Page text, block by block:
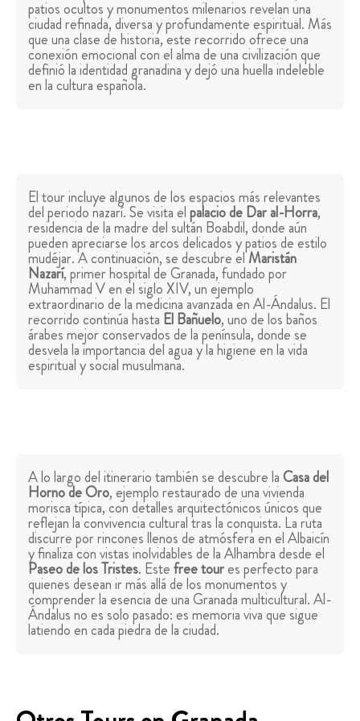
patios ocultos y monumentos milenarios revelan una
ciudad refinada, diversa y profundamente espiritual. Más
que una clase de historia, este recorrido ofrece una
conexión emocional con el alma de una civilización que
definió la identidad granadina y dejó una huella indeleble
en la cultura española.
El tour incluye algunos de los espacios más relevantes
del periodo nazarí. Se visita elpalacio de Dar al-Horra,
residencia de la madre del sultán Boabdil, donde aún
pueden apreciarse los arcos delicados y patios de estilo
mudéjar. A continuación, se descubre elMaristán
Nazarí, primer hospital de Granada, fundado por
Muhammad V en el siglo XIV, un ejemplo
extraordinario de la medicina avanzada en Al-Ándalus. El
recorrido continúa hasta El Bañuelo, uno de los baños
árabes mejor conservados de la península, donde se
desvela la importancia del agua y la higiene en la vida
espiritual y social musulmana.
A lo largo del itinerario también se descubre laCasa del
Horno de Oro, ejemplo restaurado de una vivienda
morisca típica, con detalles arquitectónicos únicos que
reflejan la convivencia cultural tras la conquista. La ruta
discurre por rincones llenos de atmósfera en el Albaicín
y finaliza con vistas inolvidables de la Alhambra desde el
Paseo de los Tristes. Estefree toures perfecto para
quienes desean ir más allá de los monumentos y
comprender la esencia de una Granada multicultural. Al-
Ándalus no es solo pasado: es memoria viva que sigue
latiendo en cada piedra de la ciudad.